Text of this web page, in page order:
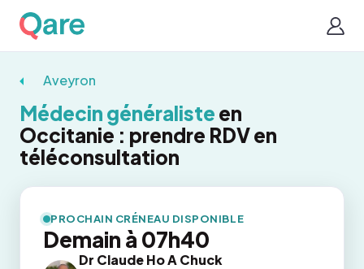
Aveyron
Médecin généraliste en
Occitanie : prendre RDV en
téléconsultation
PROCHAIN CRÉNEAU DISPONIBLE
Demain à 07h40
Dr Claude Ho A Chuck